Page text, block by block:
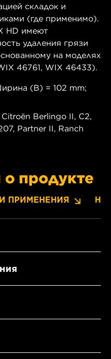
складок и
(где применимо).
HD имеют
удаления грязи
на моделях
46761, WIX 46433).
(B) = 102 mm;
Berlingo II, C2,
Partner II, Ranch
продукте
ПРИМЕНЕНИЯ